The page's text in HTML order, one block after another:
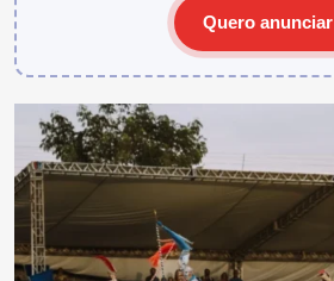
Quero anunciar
CULTURA 1 semana ago